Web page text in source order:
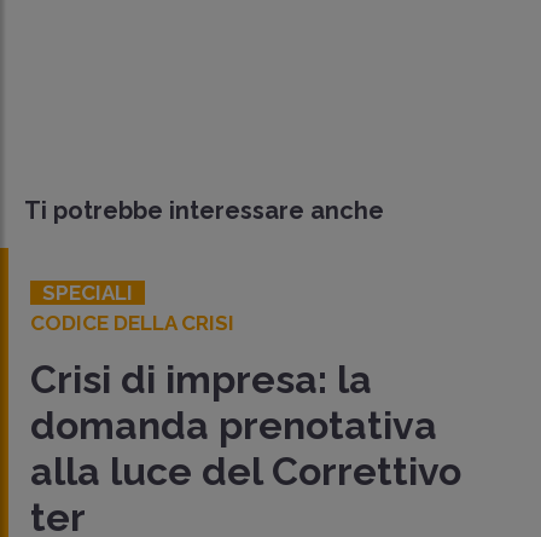
Ti potrebbe interessare anche
DELLA CRISI
di impresa: la
prenotativa
luce del Correttivo